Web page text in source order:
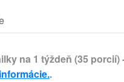
na 1 týždeň (35 porcií)
.